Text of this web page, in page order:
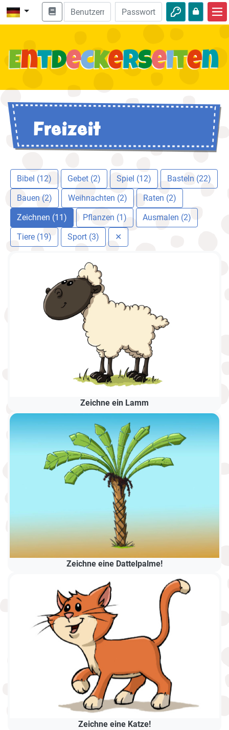
Bibel entdecken
Audio
Abenteuer
Freizeit
Bibel (12) Gebet (2) Spiel (12)
Basteln (22)
Bauen (2)
Weihnachten (2)
Raten (2)
Zeichnen (11)
Pflanzen (1)
Ausmalen (2)
Tiere (19)
Sport (3) ✕
Zeichne ein Lamm
Zeichne eine Dattelpalme!
Zeichne eine Katze!